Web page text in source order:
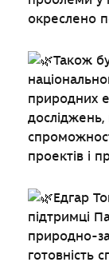
окреслено
Також
природних
досліджень,
проектів і
Едгар
підтримці
природно-
готовність